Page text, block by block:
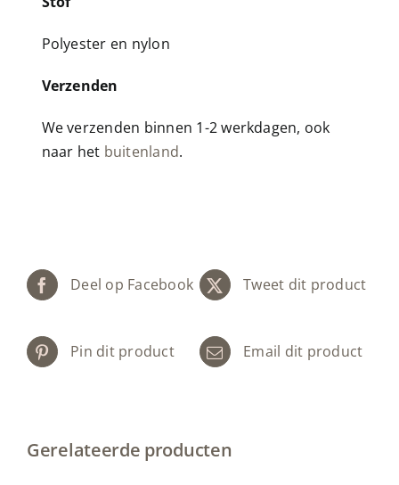
Polyester en nylon
Verzenden
We verzenden binnen 1-2 werkdagen, ook
naar het buitenland.
Deel op Facebook Tweet dit product
Pin dit product Email dit product
Gerelateerde producten